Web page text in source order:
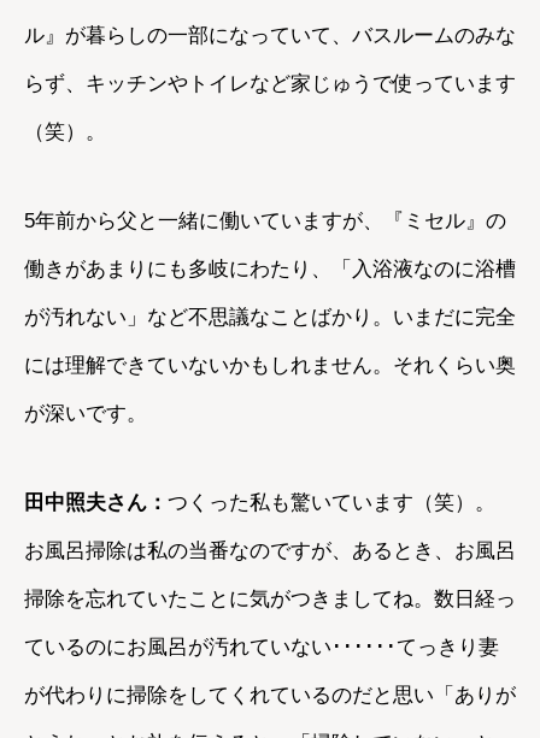
ル』が暮らしの一部になっていて、バスルームのみな
らず、キッチンやトイレなど家じゅうで使っています
（笑）。
5年前から父と一緒に働いていますが、『ミセル』の
働きがあまりにも多岐にわたり、「入浴液なのに浴槽
が汚れない」など不思議なことばかり。いまだに完全
には理解できていないかもしれません。それくらい奥
が深いです。
田中照夫さん： つくった私も驚いています（笑）。
お風呂掃除は私の当番なのですが、あるとき、お風呂
掃除を忘れていたことに気がつきましてね。数日経っ
ているのにお風呂が汚れていない･･････てっきり妻
が代わりに掃除をしてくれているのだと思い「ありが